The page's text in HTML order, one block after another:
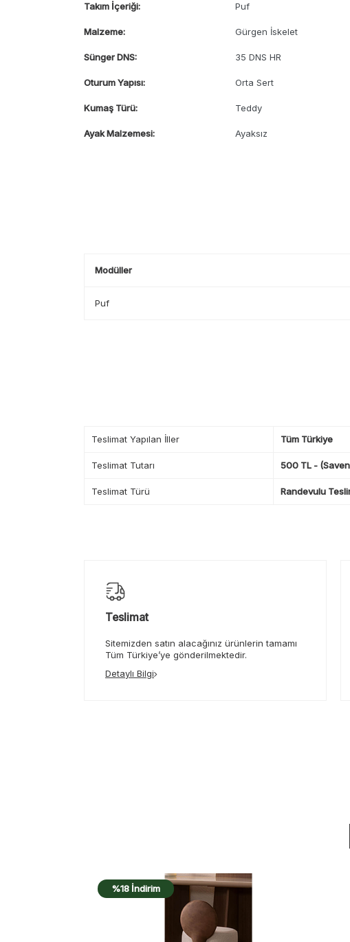
Takım İçeriği: Puf
Malzeme: Gürgen İskelet
Sünger DNS: 35 DNS HR
Oturum Yapısı: Orta Sert
Kumaş Türü: Teddy
Ayak Malzemesi: Ayaksız
Modüller
Puf
Teslimat Yapılan İller Tüm Türkiye
Teslimat Tutarı 500 TL -
Teslimat Türü Randevulu
Teslimat
Sitemizden satın alacağınız ürünlerin tamamı
Tüm Türkiye’ye gönderilmektedir.
Detaylı Bilgi
%17 İndirim